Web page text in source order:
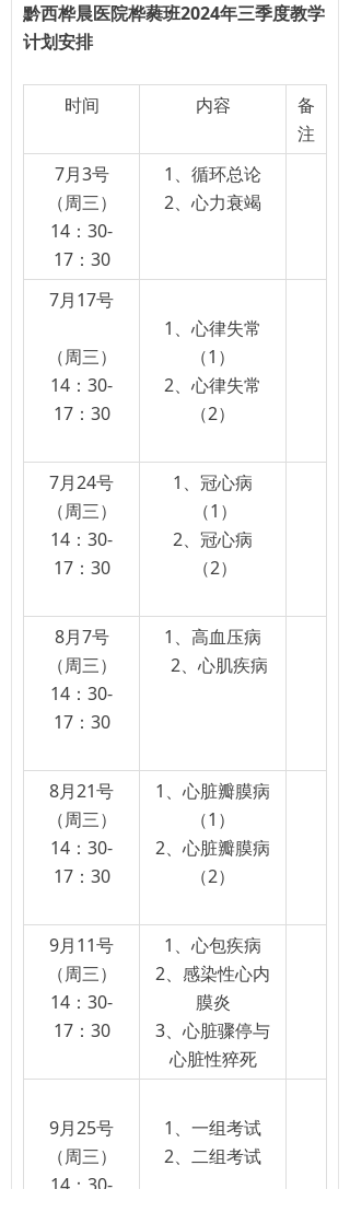
黔西桦晨医院桦蕤班2024年三季度教学
计划安排
时间 内容
备
注
7月3号
（周三）
14：30-
17：30
1、循环总论
2、心力衰竭
7月17号
（周三）
14：30-
17：30
1、心律失常
（1）
2、心律失常
（2）
7月24号
（周三）
14：30-
17：30
1、冠心病
（1）
2、冠心病
（2）
8月7号
（周三）
14：30-
17：30
1、高血压病
2、心肌疾病
8月21号
（周三）
14：30-
17：30
1、心脏瓣膜病
（1）
2、心脏瓣膜病
（2）
9月11号
（周三）
14：30-
17：30
1、心包疾病
2、感染性心内
膜炎
3、心脏骤停与
心脏性猝死
9月25号
（周三）
14：30-
1、一组考试
2、二组考试